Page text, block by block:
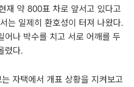
재 약 800표 차로 앞서고 있다고
는 일제히 환호성이 터져 나왔다.
어나 박수를 치고 서로 어깨를 두
렸다.
자택에서 개표 상황을 지켜보고